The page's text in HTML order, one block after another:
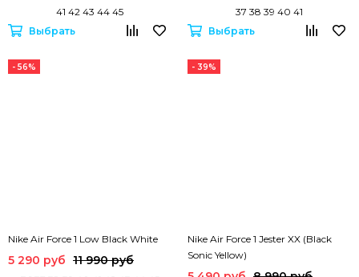
41 42 43 44 45
Выбрать
37 38 39 40 41
Выбрать
- 56%
Nike Air Force 1 Low Black White
5 290 руб 11 990 руб
- 39%
Nike Air Force 1 Jester XX (Black
Sonic Yellow)